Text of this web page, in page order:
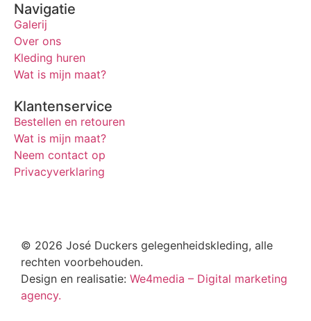
Navigatie
Galerij
Over ons
Kleding huren
Wat is mijn maat?
Klantenservice
Bestellen en retouren
Wat is mijn maat?
Neem contact op
Privacyverklaring
© 2026 José Duckers gelegenheidskleding, alle
rechten voorbehouden.
Design en realisatie: We4media – Digital marketing
agency.